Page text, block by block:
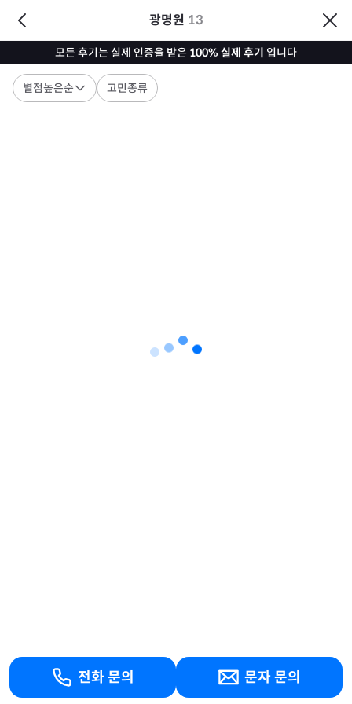
광명원 13
모든 후기는 실제 인증을 받은 100% 실제 후기 입니다
별점높은순 고민종류
전화 문의 문자 문의